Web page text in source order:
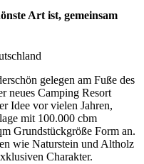
Art ist, gemeinsam
gelegen am Fuße des
neues Camping Resort
Idee vor vielen Jahren,
mit 100.000 cbm
Grundstückgröße Form an.
wie Naturstein und Altholz
Charakter.